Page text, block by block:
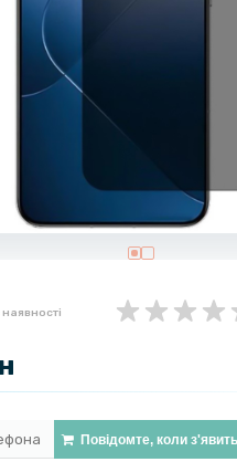
Повідомте, коли